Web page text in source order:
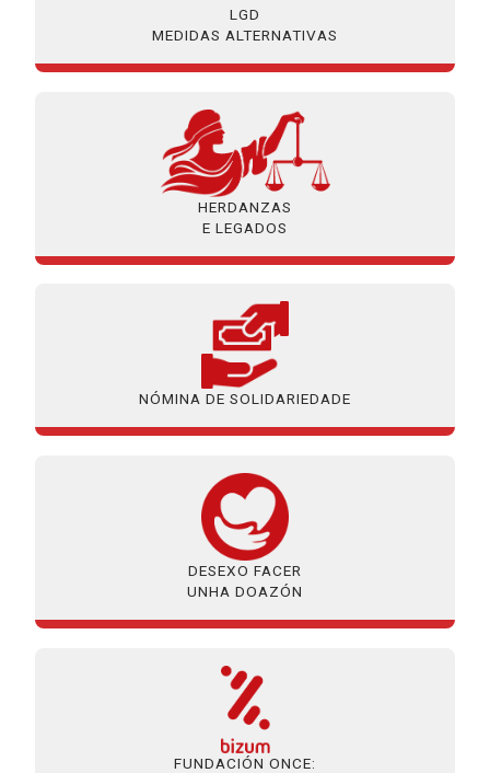
LGD
MEDIDAS ALTERNATIVAS
HERDANZAS
E LEGADOS
NÓMINA DE SOLIDARIEDADE
DESEXO FACER
UNHA DOAZÓN
FUNDACIÓN ONCE: